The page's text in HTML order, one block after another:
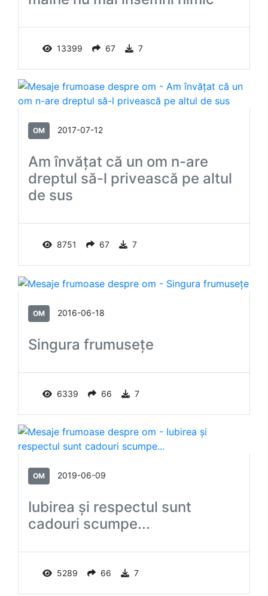
13399 67 7
OM 2017-07-12
Am învăţat că un om n-are
dreptul să-l privească pe altul
de sus
8751 67 7
OM 2016-06-18
Singura frumuseţe
6339 66 7
OM 2019-06-09
Iubirea și respectul sunt
cadouri scumpe...
5289 66 7